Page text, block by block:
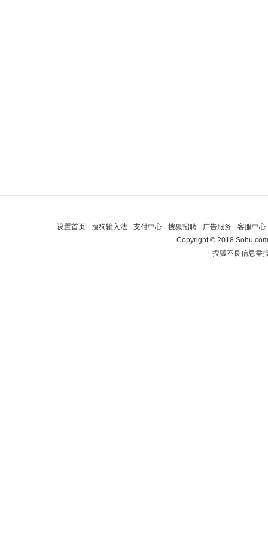
设置首页 - 搜狗输入法 - 支付中心 - 搜狐招聘 - 广告服务 - 客服中心
Copyright©2018
搜狐不良信息举